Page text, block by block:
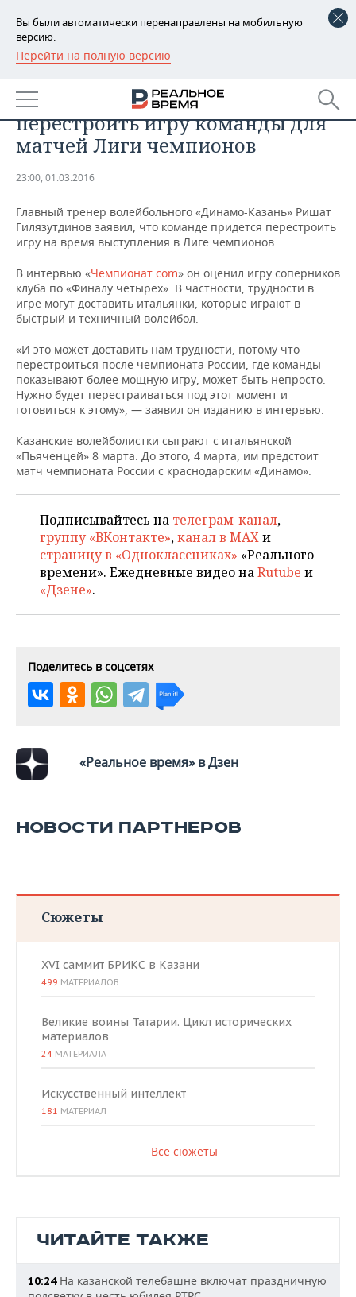
Вы были автоматически перенаправлены на мобильную
версию.
Перейти на полную версию
РЕГИОНЫ
БАШКОРТОСТАН
ТАТАРСТАН
НОВОСТИ
АНАЛИТИКА
КОРОЛИ ГОСЗАКАЗА ПФО
ВУЗЫ ТАТАРСТАНА
КОМУ ПРИНАДЛЕЖАТ
ТОРГОВЫЕ ЦЕНТРЫ
ФИНАНСЫ
БАНКИ
БЮДЖЕТ
ИНВЕСТИЦИИ
НОВОСТИ
ПРОМЫШЛЕННОСТИ
АГРОПРОМ
МАШИНОСТРОЕНИЕ
НЕФТЕХИМИЯ
НЕФТЬ
ОПК
ЭНЕРГЕТИКА
НЕДВИЖИМОСТЬ
НОВОСТИ НЕДВИЖИМОСТИ
АВТО
НОВОСТИ АВТО
БИЗНЕС
НОВОСТИ БИЗНЕСА
РОЗНИЧНАЯ ТОРГОВЛЯ
УСЛУГИ
ТЕХНОЛОГИИ
НОВОСТИ ТЕХНОЛОГИЙ
МЕДИА
ТЕЛЕКОММУНИКАЦИИ
МЕРОПРИЯТИЯ
ВЫЕЗДНАЯ РЕДАКЦИЯ
БИЗНЕС-БРАНЧИ
ONLINE-КОНФЕРЕНЦИИ
ОТКРЫТАЯ ЛЕКЦИЯ
НОВОСТИ СПОРТА
ФУТБОЛ
ХОККЕЙ
БАСКЕТБОЛ
ФИГУРНОЕ КАТАНИЕ
ВОДНЫЕ ВИДЫ СПОРТА
ХОККЕЙ С МЯЧОМ
ОБЩЕСТВО
НОВОСТИ ОБЩЕСТВА
ВЛАСТЬ
ИНФРАСТРУКТУРА
МЕДИЦИНА
ПРОИСШЕСТВИЯ
ФОТОГАЛЕРЕЯ
СЮЖЕТЫ
СПРАВОЧНИК
заявил о необходимости
перестроить игру команды для
матчей Лиги чемпионов
23:00, 01.03.2016
Главный тренер волейбольного «Динамо-Казань» Ришат
Гилязутдинов заявил, что команде придется перестроить
игру на время выступления в Лиге чемпионов.
В интервью «Чемпионат.com» он оценил игру соперников
клуба по «Финалу четырех». В частности, трудности в
игре могут доставить итальянки, которые играют в
быстрый и техничный волейбол.
«И это может доставить нам трудности, потому что
перестроиться после чемпионата России, где команды
показывают более мощную игру, может быть непросто.
Нужно будет перестраиваться под этот момент и
готовиться к этому», — заявил он изданию в интервью.
Казанские волейболистки сыграют с итальянской
«Пьяченцей» 8 марта. До этого, 4 марта, им предстоит
матч чемпионата России с краснодарским «Динамо».
Подписывайтесь на телеграм-канал,
группу «ВКонтакте»,канал в MAXи
страницу в «Одноклассниках» «Реального
времени». Ежедневные видео наRutube и
«Дзене».
Поделитесь в соцсетях
«Реальное время» в Дзен
НОВОСТИ ПАРТНЕРОВ
Сюжеты
XVI саммит БРИКС в Казани
499 МАТЕРИАЛОВ
Великие воины Татарии. Цикл исторических
материалов
24 МАТЕРИАЛА
Искусственный интеллект
181 МАТЕРИАЛ
Все сюжеты
ЧИТАЙТЕ ТАКЖЕ
10:24На казанской телебашне включат праздничную